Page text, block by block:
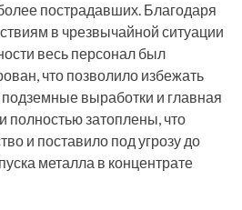
пострадавших. Благодаря
в чрезвычайной ситуации
весь персонал был
что позволило избежать
выработки и главная
полностью затоплены, что
и поставило под угрозу до
металла в концентрате